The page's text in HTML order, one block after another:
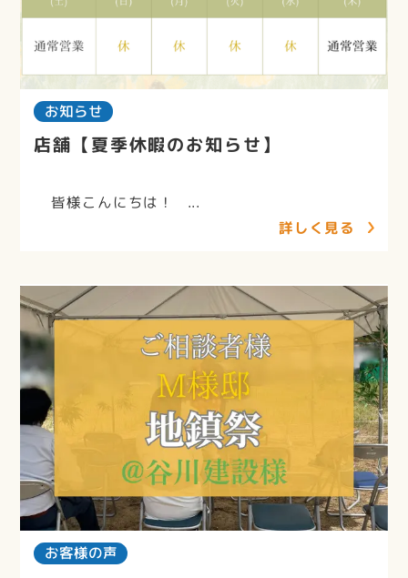
お知らせ
店舗【夏季休暇のお知らせ】
皆様こんにちは！ ...
詳しく見る
お客様の声